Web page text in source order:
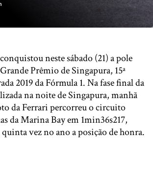
neste sábado (21) a pole
Prêmio de Singapura, 15ª
2019 da Fórmula 1. Na fase final da
na noite de Singapura, manhã
da Ferrari percorreu o circuito
da Marina Bay em 1min36s217,
vez no ano a posição de honra.